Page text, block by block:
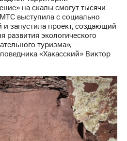
на скалы смогут тысячи
выступила с социально
запустила проект, создающий
развития экологического
туризма», —
«Хакасский» Виктор